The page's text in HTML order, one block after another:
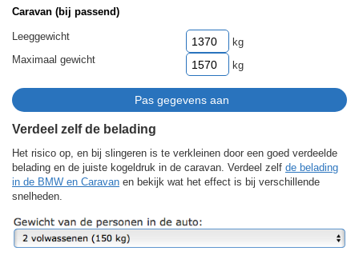
Caravan (bij passend)
Leeggewicht
kg
Maximaal gewicht
kg
Verdeel zelf de belading
Het risico op, en bij slingeren is te verkleinen door een goed verdeelde
belading en de juiste kogeldruk in de caravan. Verdeel zelf de belading
in de BMW en Caravan en bekijk wat het effect is bij verschillende
snelheden.